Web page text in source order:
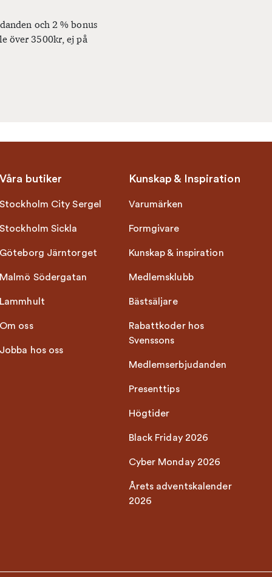
och 2 % bonus
över 3500kr, ej på
Våra butiker
Stockholm City Sergel
Stockholm Sickla
Göteborg Järntorget
Malmö Södergatan
Lammhult
Om oss
Jobba hos oss
Kunskap & Inspiration
Varumärken
Formgivare
Kunskap & inspiration
Medlemsklubb
Bästsäljare
Rabattkoder hos
Svenssons
Medlemserbjudanden
Presenttips
Högtider
Black Friday 2026
Cyber Monday 2026
Årets adventskalender
2026